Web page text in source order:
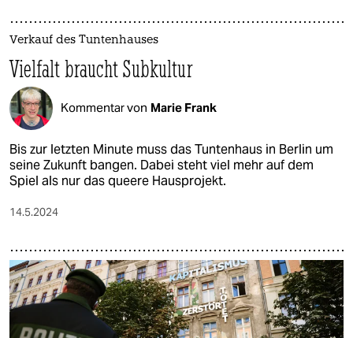
Verkauf des Tuntenhauses
Vielfalt braucht Subkultur
Kommentar von Marie Frank
Bis zur letzten Minute muss das Tuntenhaus in Berlin um
seine Zukunft bangen. Dabei steht viel mehr auf dem
Spiel als nur das queere Hausprojekt.
14.5.2024